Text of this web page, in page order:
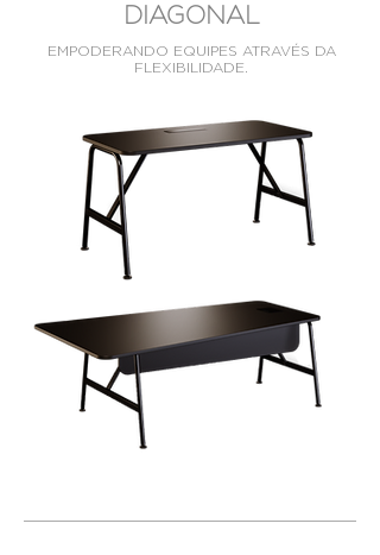
DIAGONAL
EMPODERANDO EQUIPES ATRAVÉS DA
FLEXIBILIDADE.